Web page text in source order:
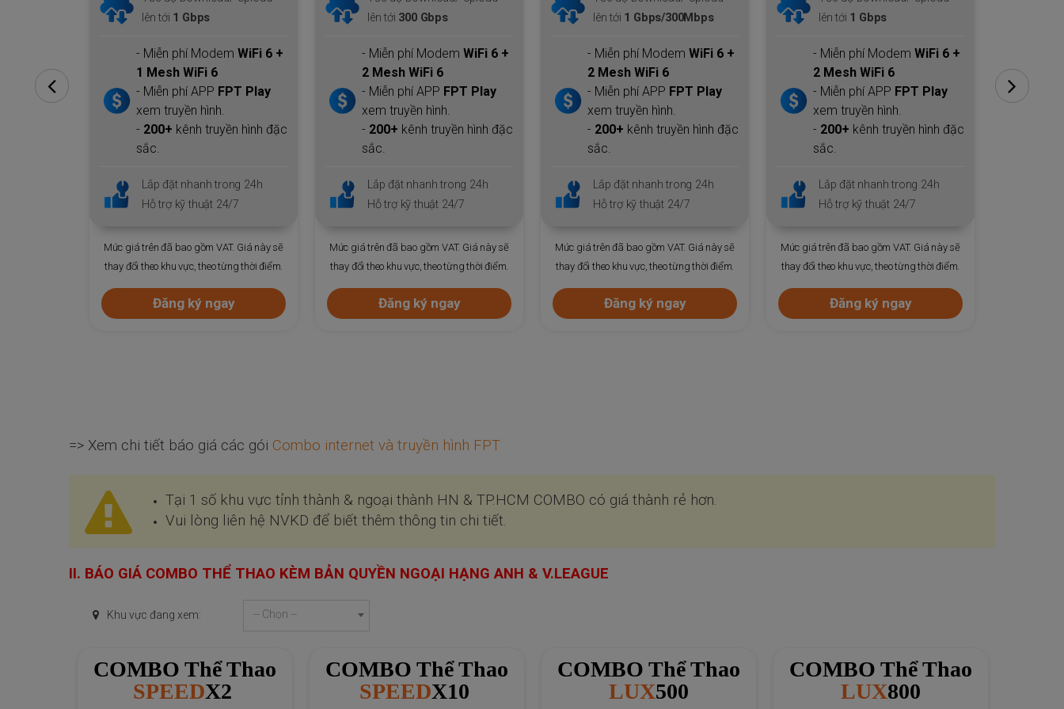
Play
lên tới 300 Gbps
- Miễn phí Modem WiFi 6 +
2 Mesh WiFi 6
- Miễn phí APP FPT Play
xem truyền hình.
- 200+ kênh truyền hình đặc
sắc.
Lắp đặt nhanh trong 24h
Hỗ trợ kỹ thuật 24/7
Mức giá trên đã bao gồm VAT. Giá này sẽ
thay đổi theo khu vực, theo từng thời điểm.
Đăng ký ngay
lên tới 1 Gbps/300Mbps
- Miễn phí Modem WiFi 6 +
2 Mesh WiFi 6
- Miễn phí APP FPT Play
xem truyền hình.
- 200+ kênh truyền hình đặc
sắc.
Lắp đặt nhanh trong 24h
Hỗ trợ kỹ thuật 24/7
Mức giá trên đã bao gồm VAT. Giá này sẽ
thay đổi theo khu vực, theo từng thời điểm.
Đăng ký ngay
lên tới 1 Gbps
- Miễn phí Modem WiFi 6 +
2 Mesh WiFi 6
- Miễn phí APP FPT Play
xem truyền hình.
- 200+ kênh truyền hình đặc
sắc.
Lắp đặt nhanh trong 24h
Hỗ trợ kỹ thuật 24/7
Mức giá trên đã bao gồm VAT. Giá này sẽ
thay đổi theo khu vực, theo từng thời điểm.
Đăng ký ngay
lên tới 300 Gbps
- Miễn phí Modem WiFi 6 +
1 Mesh WiFi 6
- Miễn phí APP FPT Play
xem truyền hình.
- 200+ kênh truyền hình đặc
sắc.
Lắp đặt nhanh trong 24h
Hỗ trợ kỹ thuật 24/7
Mức giá trên đã bao gồm VAT. Giá này sẽ
thay đổi theo khu vực, theo từng thời điểm.
Đăng ký ngay
=> Xem chi tiết báo giá các gói Combo internet và truyền hình FPT
Tại 1 số khu vực tỉnh thành & ngoại thành HN & TP.HCM COMBO có giá thành rẻ hơn.
Vui lòng liên hệ NVKD để biết thêm thông tin chi tiết.
II. BÁO GIÁ COMBO THỂ THAO KÈM BẢN QUYỀN NGOẠI HẠNG ANH & V.LEAGUE
Khu vực đang xem: -- Chọn --
COMBO Thể Thao
SPEEDX10
COMBO Thể Thao
LUX500
COMBO Thể Thao
LUX800
COMBO Thể Thao
METAF2